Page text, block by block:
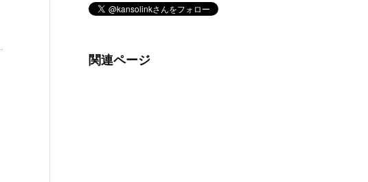
関連ページ